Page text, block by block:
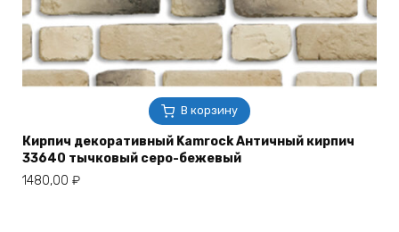
В корзину
Кирпич декоративный Kamrock Античный кирпич
33640 тычковый серо-бежевый
1480,00 ₽